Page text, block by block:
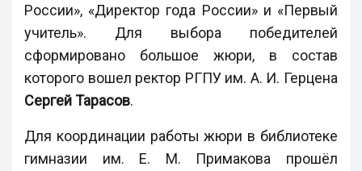
России», «Директор года России» и «Первый
учитель». Для выбора победителей
сформировано большое жюри, в состав
которого вошел ректор РГПУ им. А. И. Герцена
Сергей Тарасов.
Для координации работы жюри в библиотеке
гимназии им. Е. М. Примакова прошёл